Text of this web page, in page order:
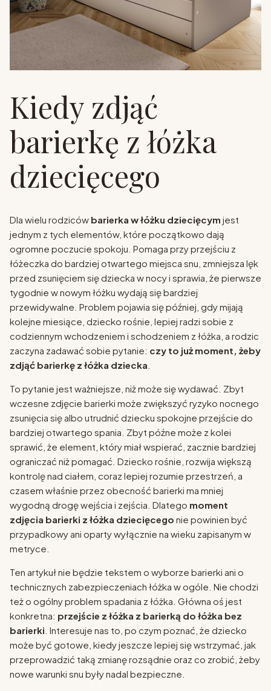
Kiedy zdjąć
barierkę z łóżka
dziecięcego
Dla wielu rodziców barierka w łóżku dziecięcym jest
jednym z tych elementów, które początkowo dają
ogromne poczucie spokoju. Pomaga przy przejściu z
łóżeczka do bardziej otwartego miejsca snu, zmniejsza lęk
przed zsunięciem się dziecka w nocy i sprawia, że pierwsze
tygodnie w nowym łóżku wydają się bardziej
przewidywalne. Problem pojawia się później, gdy mijają
kolejne miesiące, dziecko rośnie, lepiej radzi sobie z
codziennym wchodzeniem i schodzeniem z łóżka, a rodzic
zaczyna zadawać sobie pytanie: czy to już moment, żeby
zdjąć barierkę z łóżka dziecka
To pytanie jest ważniejsze, niż może się wydawać. Zbyt
wczesne zdjęcie barierki może zwiększyć ryzyko nocnego
zsunięcia się albo utrudnić dziecku spokojne przejście do
bardziej otwartego spania. Zbyt późne może z kolei
sprawić, że element, który miał wspierać, zacznie bardziej
ograniczać niż pomagać. Dziecko rośnie, rozwija większą
kontrolę nad ciałem, coraz lepiej rozumie przestrzeń, a
czasem właśnie przez obecność barierki ma mniej
wygodną drogę wejścia i zejścia. Dlatego moment
zdjęcia barierki z łóżka dziecięcego nie powinien być
przypadkowy ani oparty wyłącznie na wieku zapisanym w
metryce.
Ten artykuł nie będzie tekstem o wyborze barierki ani o
technicznych zabezpieczeniach łóżka w ogóle. Nie chodzi
też o ogólny problem spadania z łóżka. Główna oś jest
konkretna: przejście z łóżka z barierką do łóżka bez
barierki . Interesuje nas to, po czym poznać, że dziecko
może być gotowe, kiedy jeszcze lepiej się wstrzymać, jak
przeprowadzić taką zmianę rozsądnie oraz co zrobić, żeby
nowe warunki snu były nadal bezpieczne.